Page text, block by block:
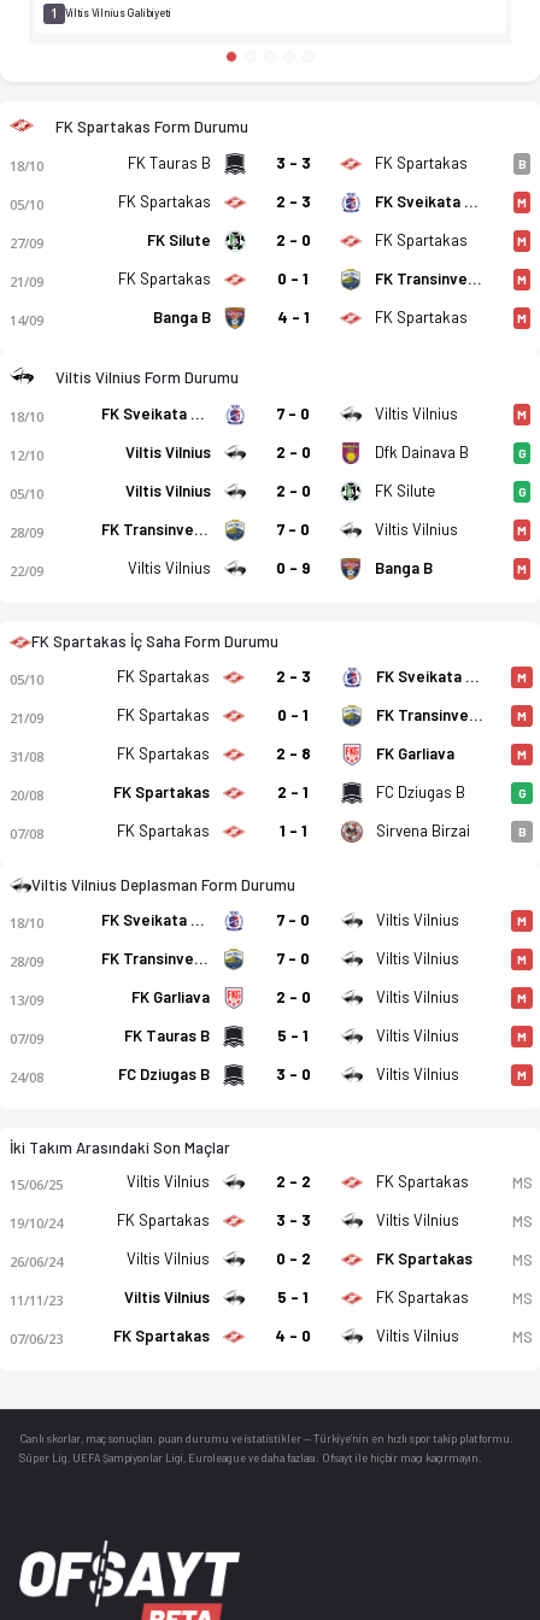
FKS Ukmerge - FK Viltis Vilnius 0-3 bitti. Gol anları, kadro,
1 Viltis Vilnius Galibiyeti
FK Spartakas Form Durumu
18/10 FK Tauras B 3 - 3 FK Spartakas B
05/10 FK Spartakas 2 - 3 FK Sveikata Kybartai M
27/09 FK Silute 2 - 0 FK Spartakas M
21/09 FK Spartakas 0 - 1 FK Transinvest B M
14/09 Banga B 4 - 1 FK Spartakas M
Viltis Vilnius Form Durumu
18/10 FK Sveikata Kybartai 7 - 0 Viltis Vilnius M
12/10 Viltis Vilnius 2 - 0 Dfk Dainava B G
05/10 Viltis Vilnius 2 - 0 FK Silute G
28/09 FK Transinvest B 7 - 0 Viltis Vilnius M
22/09 Viltis Vilnius 0 - 9 Banga B M
FK Spartakas İç Saha Form Durumu
05/10 FK Spartakas 2 - 3 FK Sveikata Kybartai M
21/09 FK Spartakas 0 - 1 FK Transinvest B M
31/08 FK Spartakas 2 - 8 FK Garliava M
20/08 FK Spartakas 2 - 1 FC Dziugas B G
07/08 FK Spartakas 1 - 1 Sirvena Birzai B
Viltis Vilnius Deplasman Form Durumu
18/10 FK Sveikata Kybartai 7 - 0 Viltis Vilnius M
28/09 FK Transinvest B 7 - 0 Viltis Vilnius M
13/09 FK Garliava 2 - 0 Viltis Vilnius M
07/09 FK Tauras B 5 - 1 Viltis Vilnius M
24/08 FC Dziugas B 3 - 0 Viltis Vilnius M
İki Takım Arasındaki Son Maçlar
15/06/25 Viltis Vilnius 2 - 2 FK Spartakas MS
19/10/24 FK Spartakas 3 - 3 Viltis Vilnius MS
26/06/24 Viltis Vilnius 0 - 2 FK Spartakas MS
11/11/23 Viltis Vilnius 5 - 1 FK Spartakas MS
07/06/23 FK Spartakas 4 - 0 Viltis Vilnius MS
Canlı skorlar , maç sonuçları, puan durumu ve istatistikler — Türkiye’nin en hızlı spor takip platformu.
Süper Lig, UEFA Şampiyonlar Ligi, Euroleague ve daha fazlası. Ofsayt ile hiçbir maçı kaçırmayın.